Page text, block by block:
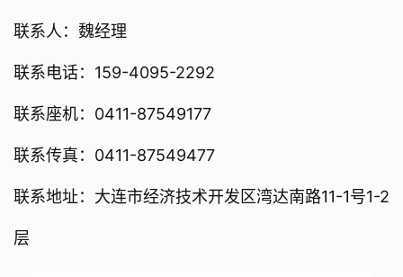
联系人：魏经理
联系电话：159-4095-2292
联系座机：0411-87549177
联系传真：0411-87549477
联系地址：大连市经济技术开发区湾达南路11-1号1-2
层